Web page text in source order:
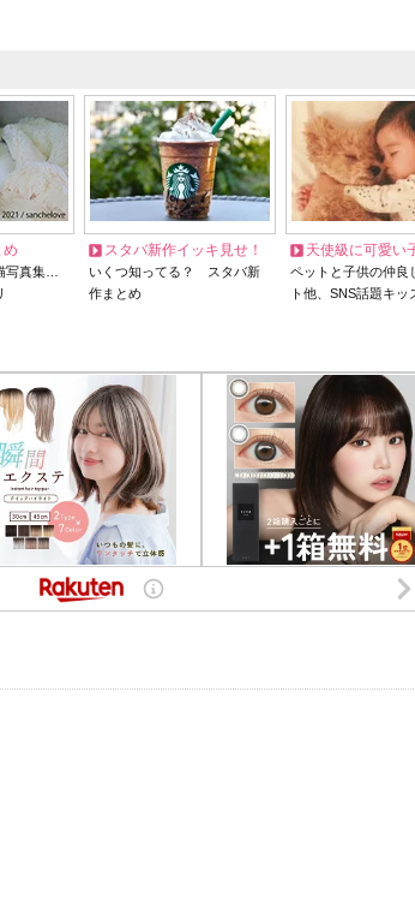
め
写真集…
スタバ新作イッキ見せ！
いくつ知ってる？ スタバ新
作まとめ
天使級に可愛い
ペットと子供の仲良
ト他、SNS話題キッ